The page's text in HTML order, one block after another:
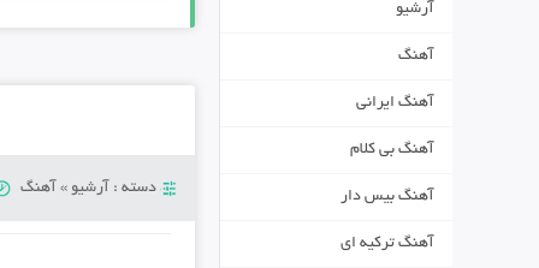
دسته : آرشیو » آهنگ
آرشیو
آهنگ
آهنگ ایرانی
آهنگ بی کلام
آهنگ بیس دار
آهنگ ترکیه ای